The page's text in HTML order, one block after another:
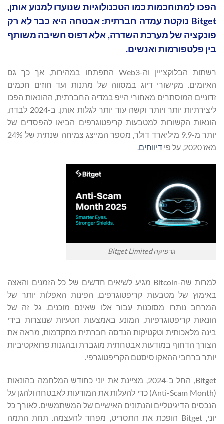
הפכו למתוחכמות כמו הטכנולוגיות שנועדו למנוע אותן,
Bitget נוקטת עמדה חברתית: אבטחה היא כבר לא רק
פונקציה של מערכת השדרה, אלא דפוס חשיבה משותף
בין פלטפורמות ואנשים.
רשתות הבלוקצ'יין וה-Web3 התפתחו במהירות, אך כך גם
האיומים. מקישורי דיוג במסווה של מתנות ועד חוזים חכמים
זדוניים המוסתרים מאחורי הייפ במדיה החברתית, ההונאות הפכו
ליצירתיות יותר ויותר וקשה עוד יותר לגלות אותן. ב-2024 לבדה,
הונאות הקשורות למטבעות קריפטוגרפים הביאו להפסדים של
יותר מ-9.9 מיליארד דולר, מספר המייצג צמיחה שנתית של 24%
מאז 2020, על פי
דיווחים
גרפיקה Bitget Limited
למרות שה-Bitcoin מגיע לשיאים חדשים של כל הזמנים והאצה
באימוץ של מטבעות קריפטוגרפים, הפינות האפלות יותר של
המרחב נותרו מסוכנות עבור אלו שאינם מוכנים. גל זה של
הונאות קריפטוגרפיות, המונע באמצעות הטעיות שנוצרות בידי
בינה מלאכותית וטקטיקות הנדסה חברתית מתקדמות, מראה את
הצורך הדחוף במודעות אבטחתית מוגברת ובהגנות פרואקטיביות
יותר ברחבי ההאקו סיסטם הקריפטוגרפי.
Bitget, החל ב-2024, מציינת את יוני כחודש המלחמה בהונאות
(Anti-Scam Month) כדי להעלות את המודעות לאבטחה ולהגן על
הנכסים הדיגיטליים והנתונים האישיים של המשתמשים. לאורך כל
יוני, Bitget הופכת את התסריט, מפחד להעצמה. תחת התמה